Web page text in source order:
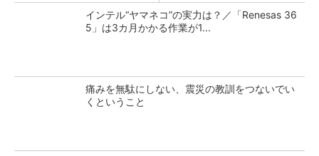
インテル“ヤマネコ”の実力は？／「Renesas 36
5」は3カ月かかる作業が1...
痛みを無駄にしない、震災の教訓をつないでい
くということ